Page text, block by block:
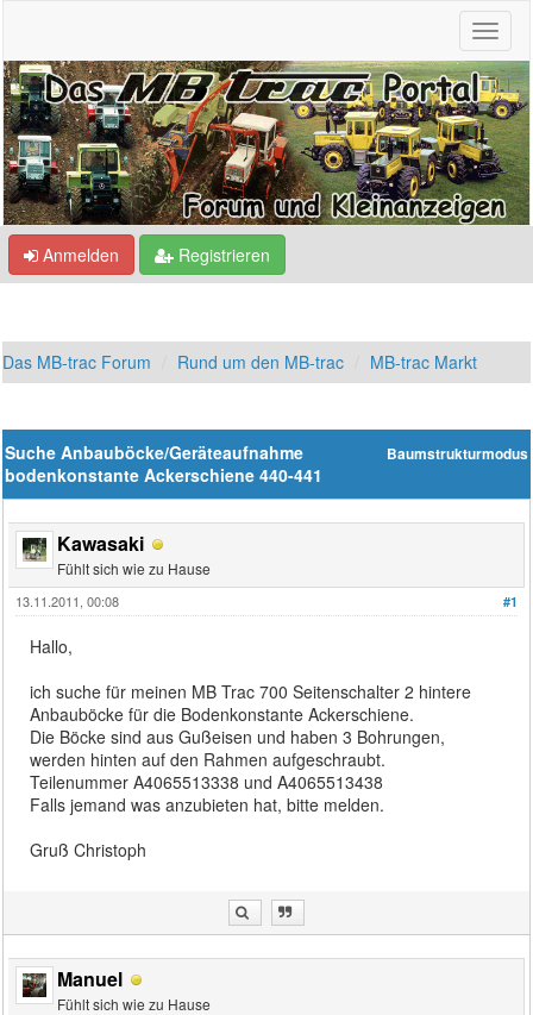
Anmelden Registrieren
Das MB-trac Forum Rund um den MB-trac MB-trac Markt
Baumstrukturmodus
Suche Anbauböcke/Geräteaufnahme
bodenkonstante Ackerschiene 440-441
Kawasaki
Fühlt sich wie zu Hause
#1
13.11.2011, 00:08
Hallo,
ich suche für meinen MB Trac 700 Seitenschalter 2 hintere
Anbauböcke für die Bodenkonstante Ackerschiene.
Die Böcke sind aus Gußeisen und haben 3 Bohrungen,
werden hinten auf den Rahmen aufgeschraubt.
Teilenummer A4065513338 und A4065513438
Falls jemand was anzubieten hat, bitte melden.
Gruß Christoph
Manuel
Fühlt sich wie zu Hause